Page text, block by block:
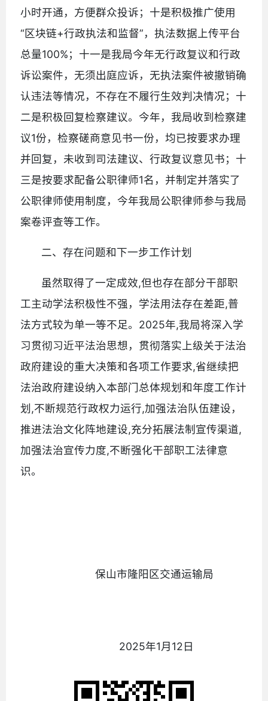
小时开通，方便群众投诉；十是积极推广使用
“区块链+行政执法和监督”，执法数据上传平台
总量100%；十一是我局今年无行政复议和行政
诉讼案件，无须出庭应诉，无执法案件被撤销确
认违法等情况，不存在不履行生效判决情况；十
二是积极回复检察建议。今年，我局收到检察建
议1份，检察磋商意见书一份，均已按要求办理
并回复，未收到司法建议、行政复议意见书；十
三是按要求配备公职律师1名，并制定并落实了
公职律师使用制度，今年我局公职律师参与我局
案卷评查等工作。
二、存在问题和下一步工作计划
虽然取得了一定成效,但也存在部分干部职
工主动学法积极性不强，学法用法存在差距,普
法方式较为单一等不足。2025年,我局将深入学
习贯彻习近平法治思想，贯彻落实上级关于法治
政府建设的重大决策和各项工作要求,省继续把
法治政府建设纳入本部门总体规划和年度工作计
划,不断规范行政权力运行,加强法治队伍建设，
推进法治文化阵地建设,充分拓展法制宣传渠道,
加强法治宣传力度,不断强化干部职工法律意
识。
保山市隆阳区交通运输局
2025年1月12日